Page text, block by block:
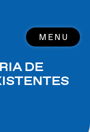
MENU
DE